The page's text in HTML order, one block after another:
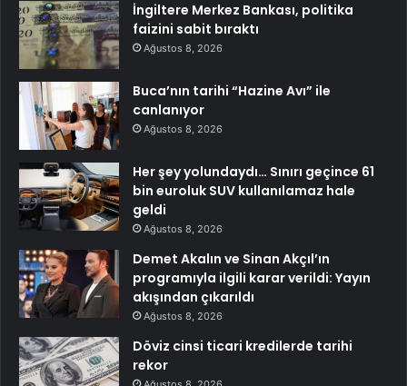
İngiltere Merkez Bankası, politika
faizini sabit bıraktı
Ağustos 8, 2026
Buca’nın tarihi “Hazine Avı” ile
canlanıyor
Ağustos 8, 2026
Her şey yolundaydı… Sınırı geçince 61
bin euroluk SUV kullanılamaz hale
geldi
Ağustos 8, 2026
Demet Akalın ve Sinan Akçıl’ın
programıyla ilgili karar verildi: Yayın
akışından çıkarıldı
Ağustos 8, 2026
Döviz cinsi ticari kredilerde tarihi
rekor